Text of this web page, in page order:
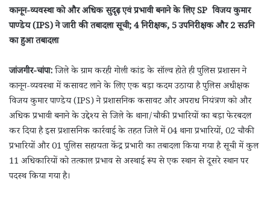
कानून-व्यवस्था को और अधिक सुदृढ़ एवं प्रभावी बनाने के लिए SP विजय कुमार
पाण्डेय (IPS) ने जारी की तबादला सूची; 4 निरीक्षक, 5 उपनिरीक्षक और 2 सउनि
का हुआ तबादला
जांजगीर-चांपा:जिले के ग्राम करही गोली कांड के सॉल्व होते ही पुलिस प्रशासन ने
कानून-व्यवस्था में कसावट लाने के लिए एक बड़ा कदम उठाया है पुलिस अधीक्षक
विजय कुमार पाण्डेय (IPS) ने प्रशासनिक कसावट और अपराध नियंत्रण को और
अधिक प्रभावी बनाने के उद्देश्य से जिले के थाना/चौकी प्रभारियों का बड़ा फेरबदल
कर दिया है इस प्रशासनिक कार्रवाई के तहत जिले में 04 थाना प्रभारियों, 02 चौकी
प्रभारियों और 01 पुलिस सहायता केंद्र प्रभारी का तबादला किया गया है सूची में कुल
11 अधिकारियों को तत्काल प्रभाव से अस्थाई रूप से एक स्थान से दूसरे स्थान पर
पदस्थ किया गया है।